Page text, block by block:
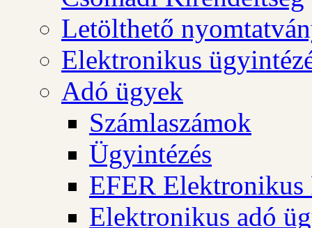
Letölthető
Elektronikus
Adó ügyek
Számlaszámok
Ügyintézés
EFER Elektronikus
Elektronikus adó